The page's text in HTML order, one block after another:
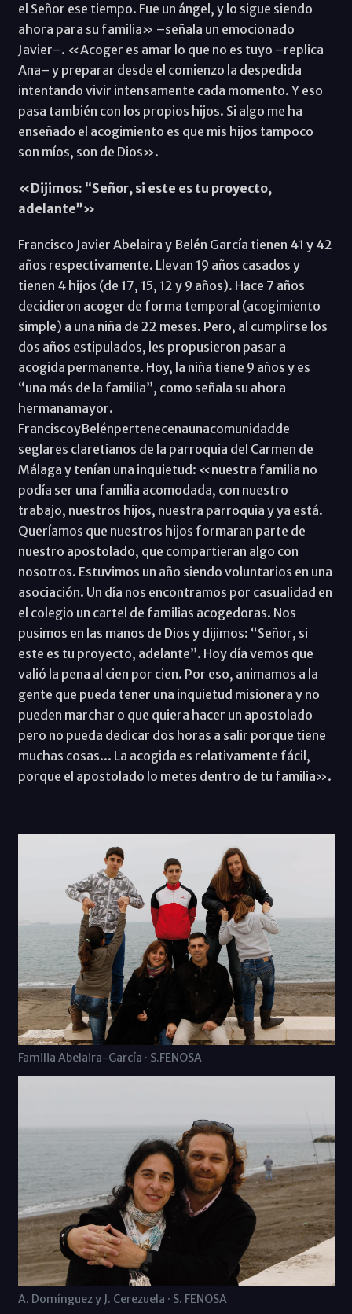
el Señor ese tiempo. Fue un ángel, y lo sigue siendo
ahora para su familia» –señala un emocionado
Javier–. «Acoger es amar lo que no es tuyo –replica
Ana– y preparar desde el comienzo la despedida
intentando vivir intensamente cada momento. Y eso
pasa también con los propios hijos. Si algo me ha
enseñado el acogimiento es que mis hijos tampoco
son míos, son de Dios».
«Dijimos: “Señor, si este es tu proyecto,
adelante”»
Francisco Javier Abelaira y Belén García tienen 41 y 42
años respectivamente. Llevan 19 años casados y
tienen 4 hijos (de 17, 15, 12 y 9 años). Hace 7 años
decidieron acoger de forma temporal (acogimiento
simple) a una niña de 22 meses. Pero, al cumplirse los
dos años estipulados, les propusieron pasar a
acogida permanente. Hoy, la niña tiene 9 años y es
“una más de la familia”, como señala su ahora
hermanamayor.
FranciscoyBelénpertenecenaunacomunidadde
seglares claretianos de la parroquia del Carmen de
Málaga y tenían una inquietud: «nuestra familia no
podía ser una familia acomodada, con nuestro
trabajo, nuestros hijos, nuestra parroquia y ya está.
Queríamos que nuestros hijos formaran parte de
nuestro apostolado, que compartieran algo con
nosotros. Estuvimos un año siendo voluntarios en una
asociación. Un día nos encontramos por casualidad en
el colegio un cartel de familias acogedoras. Nos
pusimos en las manos de Dios y dijimos: “Señor, si
este es tu proyecto, adelante”. Hoy día vemos que
valió la pena al cien por cien. Por eso, animamos a la
gente que pueda tener una inquietud misionera y no
pueden marchar o que quiera hacer un apostolado
pero no pueda dedicar dos horas a salir porque tiene
muchas cosas... La acogida es relativamente fácil,
porque el apostolado lo metes dentro de tu familia».
Familia Abelaira-García · S.FENOSA
A. Domínguez y J. Cerezuela · S. FENOSA